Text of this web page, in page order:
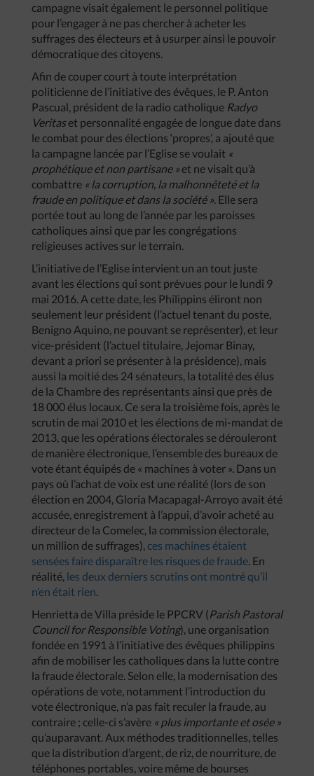
campagne visait également le personnel politique
pour l’engager à ne pas chercher à acheter les
suffrages des électeurs et à usurper ainsi le pouvoir
démocratique des citoyens.
Afin de couper court à toute interprétation
politicienne de l’initiative des évêques, le P. Anton
Pascual, président de la radio catholique Radyo
Veritaset personnalité engagée de longue date dans
le combat pour des élections ‘propres’, a ajouté que
la campagne lancée par l’Eglise se voulait «
prophétique et non partisane » et ne visait qu’à
combattre « la corruption, la malhonnêteté et la
fraude en politique et dans la société ». Elle sera
portée tout au long de l’année par les paroisses
catholiques ainsi que par les congrégations
religieuses actives sur le terrain.
L’initiative de l’Eglise intervient un an tout juste
avant les élections qui sont prévues pour le lundi 9
mai 2016. A cette date, les Philippins éliront non
seulement leur président (l’actuel tenant du poste,
Benigno Aquino, ne pouvant se représenter), et leur
vice-président (l’actuel titulaire, Jejomar Binay,
devant a priori se présenter à la présidence), mais
aussi la moitié des 24 sénateurs, la totalité des élus
de la Chambre des représentants ainsi que près de
18 000 élus locaux. Ce sera la troisième fois, après le
scrutin de mai 2010 et les élections de mi-mandat de
2013, que les opérations électorales se dérouleront
de manière électronique, l’ensemble des bureaux de
vote étant équipés de « machines à voter ». Dans un
pays où l’achat de voix est une réalité (lors de son
élection en 2004, Gloria Macapagal-Arroyo avait été
accusée, enregistrement à l’appui, d’avoir acheté au
directeur de la Comelec, la commission électorale,
un million de suffrages), ces machines étaient
sensées faire disparaître les risques de fraude. En
réalité, les deux derniers scrutins ont montré qu’il
n’en était rien.
Henrietta de Villa préside le PPCRV (Parish Pastoral
Council for Responsible Voting), une organisation
fondée en 1991 à l’initiative des évêques philippins
afin de mobiliser les catholiques dans la lutte contre
la fraude électorale. Selon elle, la modernisation des
opérations de vote, notamment l’introduction du
vote électronique, n’a pas fait reculer la fraude, au
contraire ; celle-ci s’avère « plus importante et osée »
qu’auparavant. Aux méthodes traditionnelles, telles
que la distribution d’argent, de riz, de nourriture, de
téléphones portables, voire même de bourses